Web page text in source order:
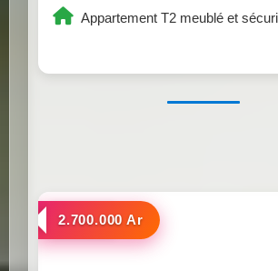
Appartement T2 meublé et
a louer
2.700.000 Ar